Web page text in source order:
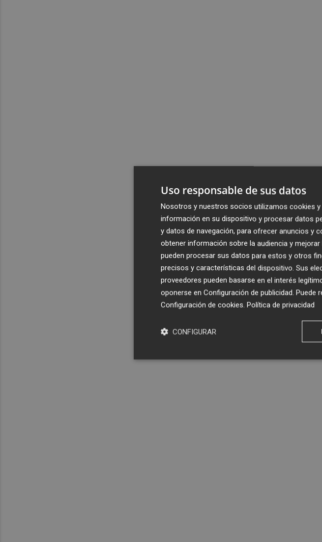
Uso responsable de sus datos
Nosotros y nuestros socios utilizamos cookies
información en su dispositivo y procesar datos
y datos de navegación, para ofrecer anuncios y
obtener información sobre la audiencia y
pueden procesar sus datos para estos y otros
precisos y características del dispositivo. Sus
proveedores pueden basarse en el interés
oponerse en Configuración de publicidad. Puede
Configuración de cookies. Política de privacidad
CONFIGURAR